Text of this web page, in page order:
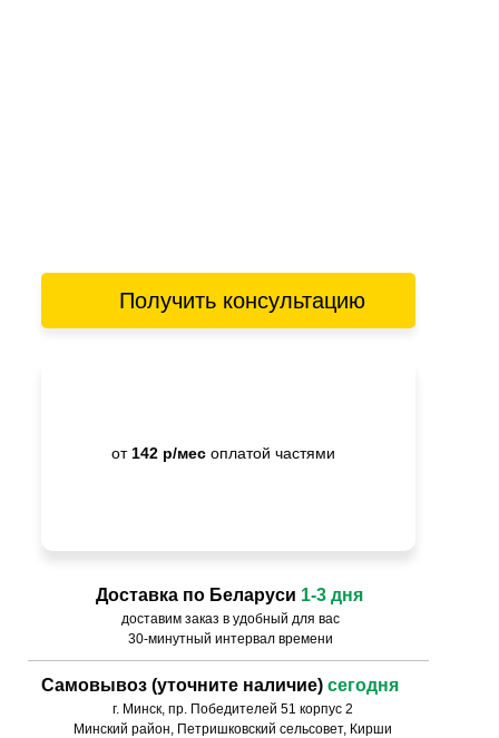
Получить консультацию
от 142 р/мес оплатой частями
г. Минск, пр. Победителей 51 корпус 2
Минский район, Петришковский сельсовет, Кирши
Самовывоз (уточните наличие) сегодня
доставим заказ в удобный для вас
30-минутный интервал времени
Доставка по Беларуси 1-3 дня